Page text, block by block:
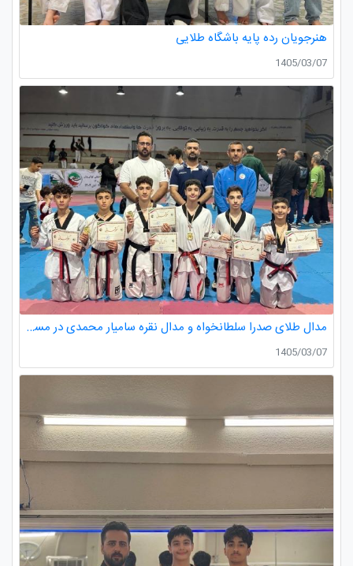
هنرجویان رده پایه باشگاه طلایی
1405/03/07
مدال طلای صدرا سلطانخواه و مدال نقره سامیار محمدی در مسابقات قهرمانی نونهالان استان گیلان
1405/03/07